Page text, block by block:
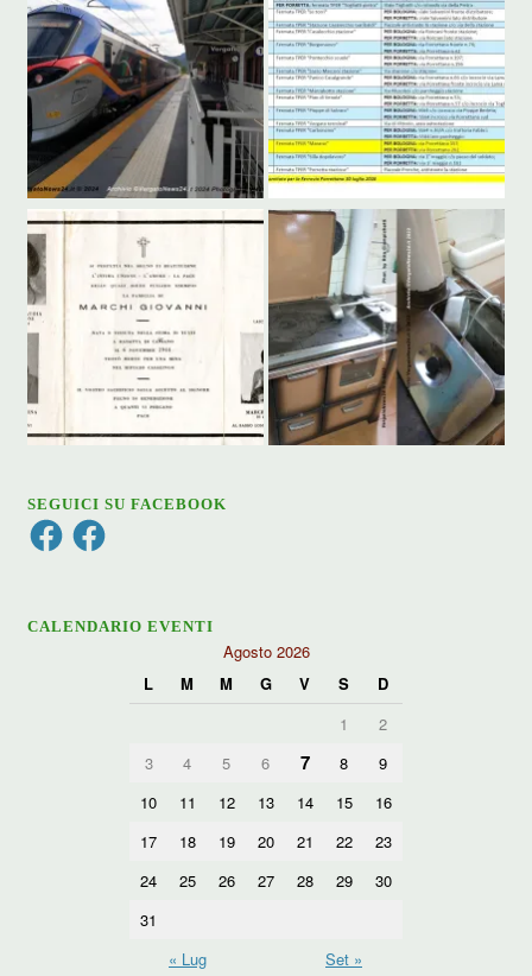
SEGUICI SU FACEBOOK
FacebookFacebook
CALENDARIO EVENTI
Agosto 2026
L
M M G V S
D
1
2
3
4 5 6 7 8
9
10
11 12 13 14 15
16
17
18 19 20 21 22
23
24
25 26 27 28 29
30
31
« Lug
Set »